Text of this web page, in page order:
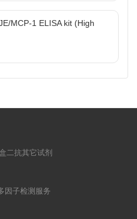
MCP-1 ELISA kit (High
二抗其它试剂
因子检测服务